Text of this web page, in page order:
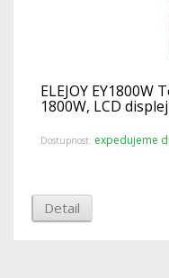
ELEJOY
1800W, LCD displej
Dostupnost: expedujeme
Detail